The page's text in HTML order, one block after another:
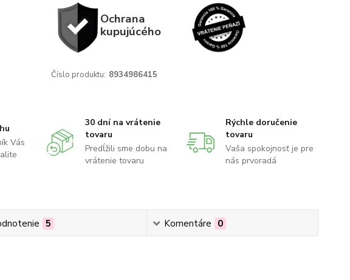
Ochrana
kupujúcého
Číslo produktu: 8934986415
Vás
30 dní na vrátenie
tovaru
Predĺžili sme dobu na
vrátenie tovaru
Rýchle doručenie
tovaru
Vaša spokojnosť je pre
nás prvoradá
5 Komentáre 0